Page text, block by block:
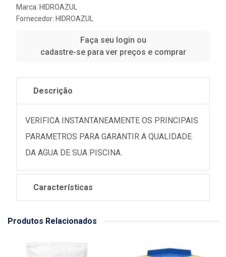
Marca: HIDROAZUL
Fornecedor: HIDROAZUL
Faça seu login ou
cadastre-se para ver preços e comprar
Descrição
VERIFICA INSTANTANEAMENTE OS PRINCIPAIS
PARAMETROS PARA GARANTIR A QUALIDADE
DA AGUA DE SUA PISCINA.
Características
Produtos Relacionados